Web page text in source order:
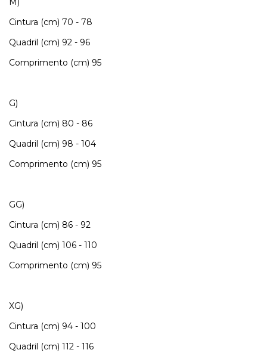
Cintura (cm) 70 - 78
Quadril (cm) 92 - 96
Comprimento (cm) 95
G)
Cintura (cm) 80 - 86
Quadril (cm) 98 - 104
Comprimento (cm) 95
GG)
Cintura (cm) 86 - 92
Quadril (cm) 106 - 110
Comprimento (cm) 95
XG)
Cintura (cm) 94 - 100
Quadril (cm) 112 - 116